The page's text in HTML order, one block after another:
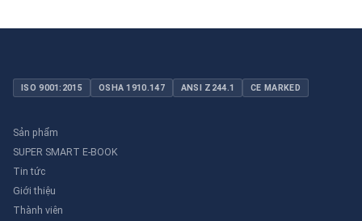
ISO 9001:2015 OSHA 1910.147 ANSI Z244.1 CE MARKED
Sản phẩm
SUPER SMART E-BOOK
Tin tức
Giới thiệu
Thành viên